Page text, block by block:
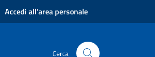
Accedi all'area personale
Cerca